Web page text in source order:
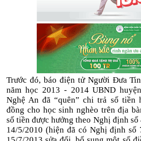
Trước đó, báo điện tử Người Đưa
năm học 2013 - 2014 UBND
Nghệ An đã “quên” chi trả số tiền
đồng cho học sinh nghèo trên địa
số tiền được hưởng theo Nghị định
14/5/2010 (hiện đã có Nghị định số